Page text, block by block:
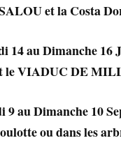
et la Costa
14 au Dimanche
le VIADUC DE
9 au Dimanche 10
ou dans les